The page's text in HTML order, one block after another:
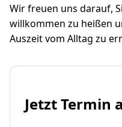
Wir freuen uns darauf,
willkommen zu heißen
Auszeit vom Alltag zu
Jetzt Termin